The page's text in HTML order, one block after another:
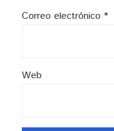
Correo electrónico *
Web